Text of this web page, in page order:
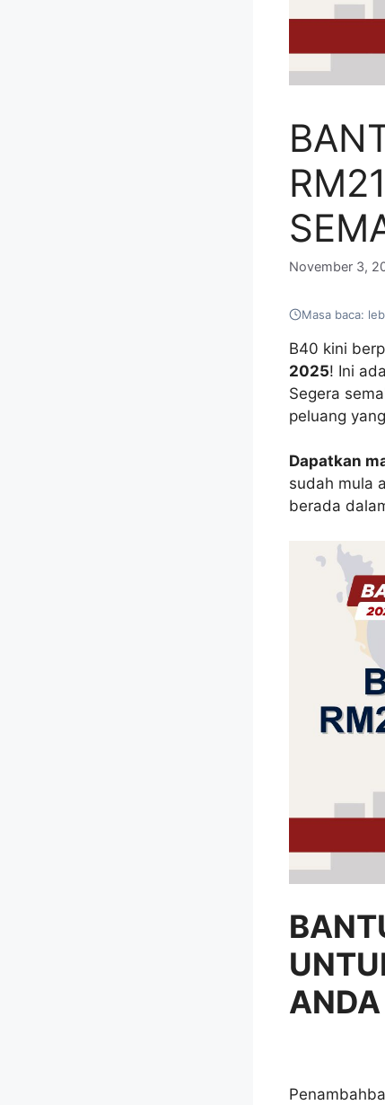
November 3,
Masa baca:
B40 kini
2025! Ini
Segera
peluang
Dapatkan
sudah mula
berada
ANDA